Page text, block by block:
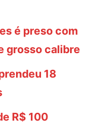
é preso com
grosso calibre
18
R$ 100